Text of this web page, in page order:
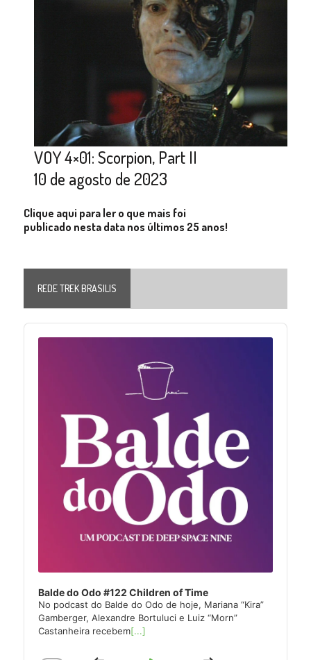
VOY 4×01: Scorpion, Part II
10 de agosto de 2023
Clique aqui para ler o que mais foi
publicado nesta data nos últimos 25 anos!
REDE TREK BRASILIS
Audio
Player
Balde do Odo #122 Children of Time
No podcast do Balde do Odo de hoje, Mariana “Kira”
Gamberger, Alexandre Bortuluci e Luiz “Morn”
Castanheira recebem[...]